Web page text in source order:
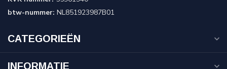
btw-nummer: NL851923987B01
CATEGORIEËN
INFORMATIE